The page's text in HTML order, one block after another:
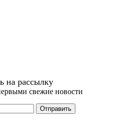
на рассылку
свежие новости
Отправить